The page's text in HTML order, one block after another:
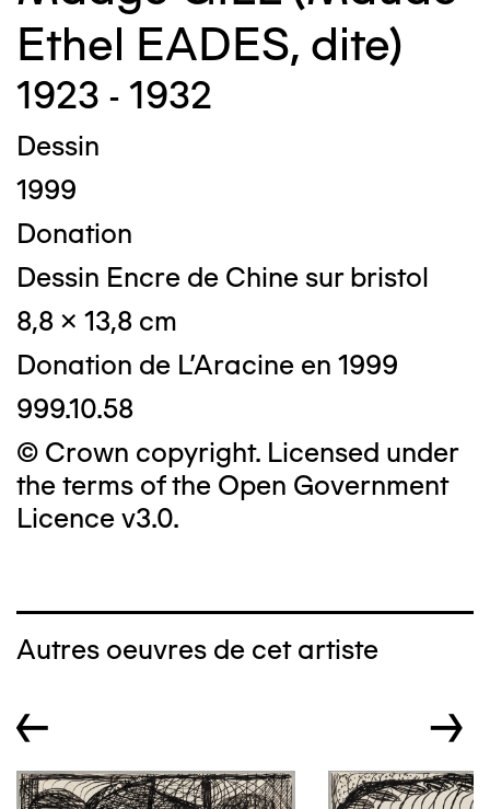
Ethel EADES, dite)
1923 - 1932
Dessin
1999
Donation
Dessin Encre de Chine sur bristol
8,8 x 13,8 cm
Donation de L'Aracine en 1999
999.10.58
© Crown copyright. Licensed under
the terms of the Open Government
Licence v3.0.
Autres oeuvres de cet artiste
← →